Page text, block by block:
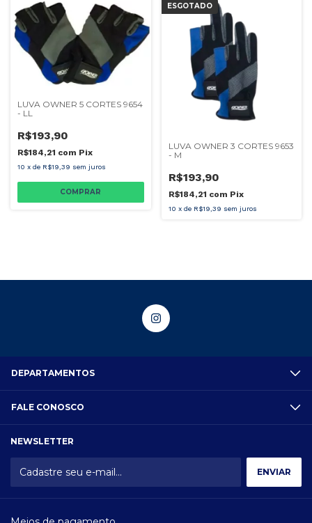
LUVA OWNER 5 CORTES 9654
- LL
R$193,90
R$184,21 com Pix
10 x de R$19,39 sem juros
COMPRAR
ESGOTADO
LUVA OWNER 3 CORTES 9653
- M
R$193,90
R$184,21 com Pix
10 x de R$19,39 sem juros
DEPARTAMENTOS
FALE CONOSCO
NEWSLETTER